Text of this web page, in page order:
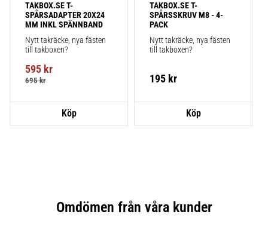
TAKBOX.SE T-
SPÅRSADAPTER 20X24
MM INKL SPÄNNBAND
Nytt takräcke, nya fästen
till takboxen?
595 kr
695kr
TAKBOX.SE T-
SPÅRSSKRUV M8 - 4-
PACK
Nytt takräcke, nya fästen
till takboxen?
195 kr